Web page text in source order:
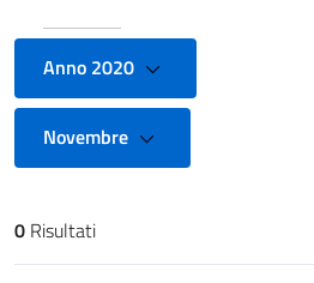
Anno 2020
Novembre
Risultati di ricerca
0 Risultati